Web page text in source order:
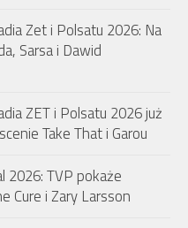
Zet i Polsatu 2026: Na
Sarsa i Dawid
ZET i Polsatu 2026 już
Take That i Garou
2026: TVP pokaże
Cure i Zary Larsson